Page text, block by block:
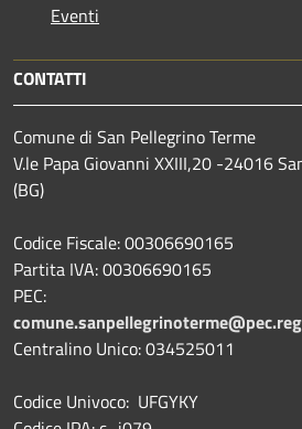
Eventi
CONTATTI
Comune di San Pellegrino Terme
V.le Papa Giovanni XXIII,20 -24016
(BG)
Codice Fiscale: 00306690165
Partita IVA: 00306690165
PEC:
Centralino Unico: 034525011
Codice Univoco: UFGYKY